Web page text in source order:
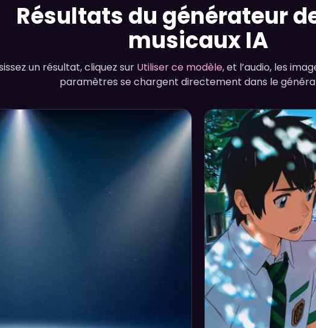
Résultats du générateur
musicaux IA
un résultat, cliquez sur Utiliser ce modèle, et l’audio, les
paramètres se chargent directement dans le